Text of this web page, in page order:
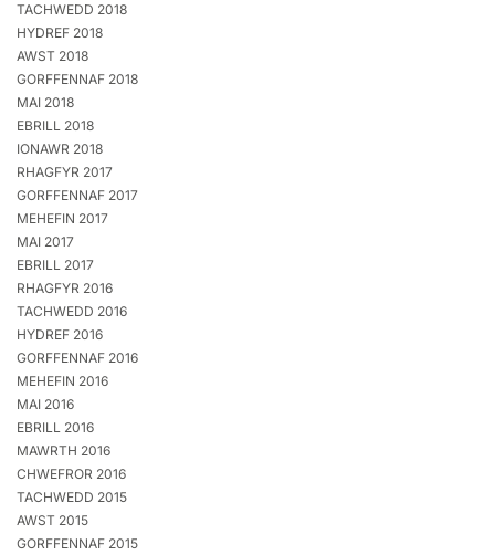
TACHWEDD 2018
HYDREF 2018
AWST 2018
GORFFENNAF 2018
MAI 2018
EBRILL 2018
IONAWR 2018
RHAGFYR 2017
GORFFENNAF 2017
MEHEFIN 2017
MAI 2017
EBRILL 2017
RHAGFYR 2016
TACHWEDD 2016
HYDREF 2016
GORFFENNAF 2016
MEHEFIN 2016
MAI 2016
EBRILL 2016
MAWRTH 2016
CHWEFROR 2016
TACHWEDD 2015
AWST 2015
GORFFENNAF 2015